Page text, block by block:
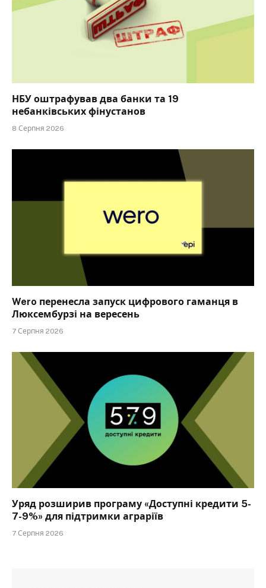
НБУ оштрафував два банки та 19
небанківських фінустанов
8 Серпня 2026
Wero перенесла запуск цифрового гаманця в
Люксембурзі на вересень
7 Серпня 2026
Уряд розширив програму «Доступні кредити 5-
7-9%» для підтримки аграріїв
7 Серпня 2026